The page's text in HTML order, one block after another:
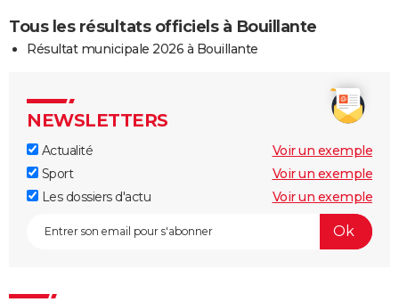
Tous les résultats officiels à Bouillante
Résultat municipale 2026 à Bouillante
NEWSLETTERS
Actualité
Voir un exemple
Sport
Voir un exemple
Les dossiers d'actu
Voir un exemple